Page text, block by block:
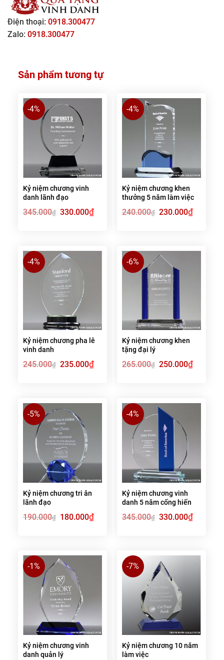
Điện thoại: 0918.300477
Zalo: 0918.300477
Sản phẩm tương tự
-4%
Kỷ niệm chương vinh
danh lãnh đạo
345.000₫ Giá
gốc
330.000₫Giá
hiện
-4%
Kỷ niệm chương khen
thưởng 5 năm làm việc
240.000₫ Giá
gốc
230.000₫Giá
hiện
-4%
Kỷ niệm chương pha lê
vinh danh
245.000₫ Giá
gốc
235.000₫Giá
hiện
-6%
Kỷ niệm chương khen
tặng đại lý
265.000₫ Giá
gốc
250.000₫Giá
hiện
-5%
Kỷ niệm chương tri ân
lãnh đạo
190.000₫
Giá
gốc
180.000₫Giá
hiện
-4%
Kỷ niệm chương vinh
danh 5 năm cống hiến
345.000₫ Giá
gốc
330.000₫Giá
hiện
-1%
Kỷ niệm chương vinh
danh quản lý
-7%
Kỷ niệm chương 10 năm
làm việc